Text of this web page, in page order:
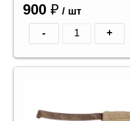
900 ₽ / шт
- +